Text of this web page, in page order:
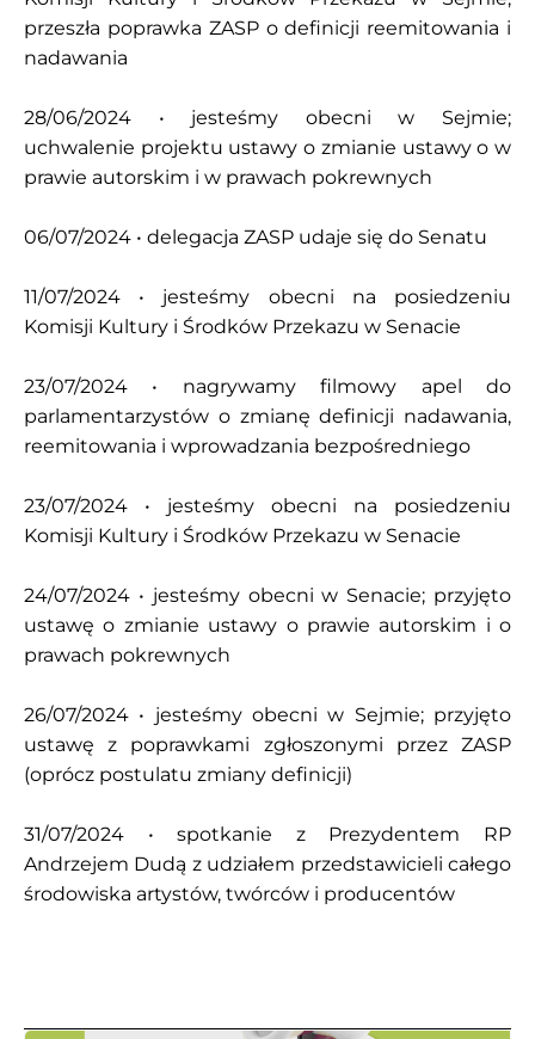
przeszła poprawka ZASP o definicji reemitowania i
nadawania
28/06/2024 • jesteśmy obecni w Sejmie;
uchwalenie projektu ustawy o zmianie ustawy o w
prawie autorskim i w prawach pokrewnych
06/07/2024 • delegacja ZASP udaje się do Senatu
11/07/2024 • jesteśmy obecni na posiedzeniu
Komisji Kultury i Środków Przekazu w Senacie
23/07/2024 • nagrywamy filmowy apel do
parlamentarzystów o zmianę definicji nadawania,
reemitowania i wprowadzania bezpośredniego
23/07/2024 • jesteśmy obecni na posiedzeniu
Komisji Kultury i Środków Przekazu w Senacie
24/07/2024 • jesteśmy obecni w Senacie; przyjęto
ustawę o zmianie ustawy o prawie autorskim i o
prawach pokrewnych
26/07/2024 • jesteśmy obecni w Sejmie; przyjęto
ustawę z poprawkami zgłoszonymi przez ZASP
(oprócz postulatu zmiany definicji)
31/07/2024 • spotkanie z Prezydentem RP
Andrzejem Dudą z udziałem przedstawicieli całego
środowiska artystów, twórców i producentów